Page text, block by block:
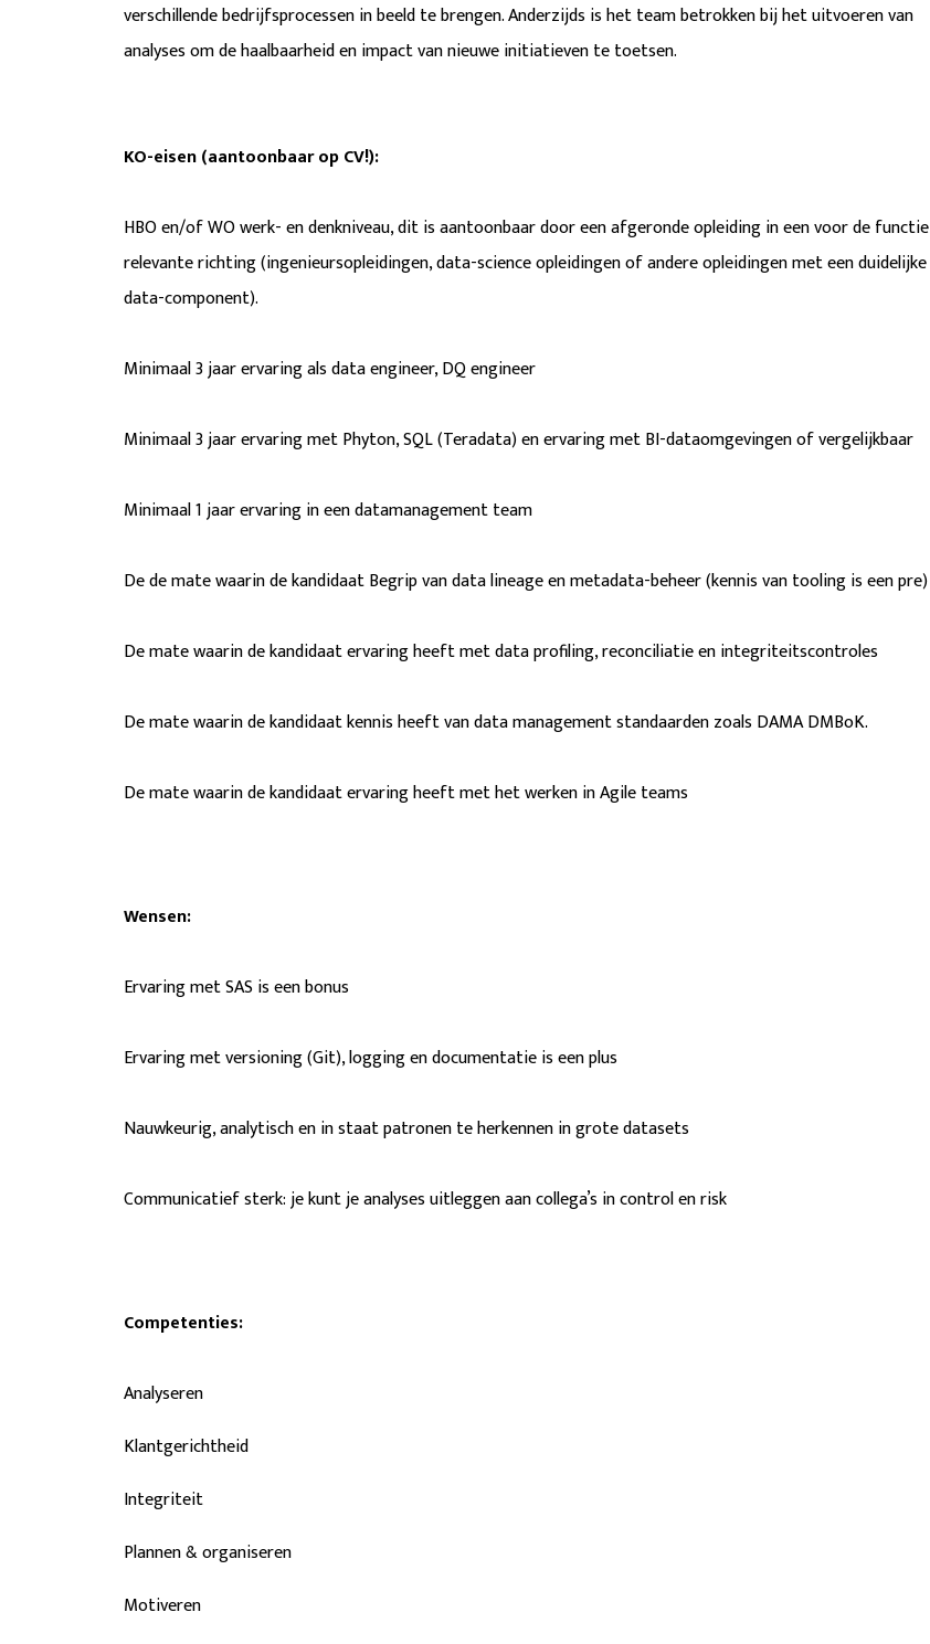
verschillende bedrijfsprocessen in beeld te brengen. Anderzijds is het team betrokken bij het uitvoeren van
analyses om de haalbaarheid en impact van nieuwe initiatieven te toetsen.
KO-eisen (aantoonbaar op CV!):
HBO en/of WO werk- en denkniveau, dit is aantoonbaar door een afgeronde opleiding in een voor de functie
relevante richting (ingenieursopleidingen, data-science opleidingen of andere opleidingen met een duidelijke
data-component).
Minimaal 3 jaar ervaring als data engineer, DQ engineer
Minimaal 3 jaar ervaring met Phyton, SQL (Teradata) en ervaring met BI-dataomgevingen of vergelijkbaar
Minimaal 1 jaar ervaring in een datamanagement team
De de mate waarin de kandidaat Begrip van data lineage en metadata-beheer (kennis van tooling is een pre)
De mate waarin de kandidaat ervaring heeft met data profiling, reconciliatie en integriteitscontroles
De mate waarin de kandidaat kennis heeft van data management standaarden zoals DAMA DMBoK.
De mate waarin de kandidaat ervaring heeft met het werken in Agile teams
Wensen:
Ervaring met SAS is een bonus
Ervaring met versioning (Git), logging en documentatie is een plus
Nauwkeurig, analytisch en in staat patronen te herkennen in grote datasets
Communicatief sterk: je kunt je analyses uitleggen aan collega’s in control en risk
Competenties:
Analyseren
Klantgerichtheid
Integriteit
Plannen & organiseren
Motiveren